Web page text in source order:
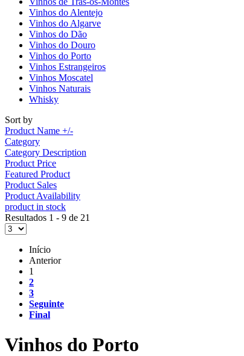
Vinhos do Alentejo
Vinhos do Algarve
Vinhos do Dão
Vinhos do Douro
Vinhos do Porto
Vinhos Estrangeiros
Vinhos Moscatel
Vinhos Naturais
Whisky
Sort by
Product Name +/-
Category
Category Description
Product Price
Featured Product
Product Sales
Product Availability
product in stock
Resultados 1 - 9 de 21
Início
Anterior
1
2
3
Seguinte
Final
Vinhos do Porto